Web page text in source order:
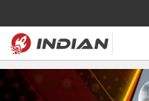
Magazín